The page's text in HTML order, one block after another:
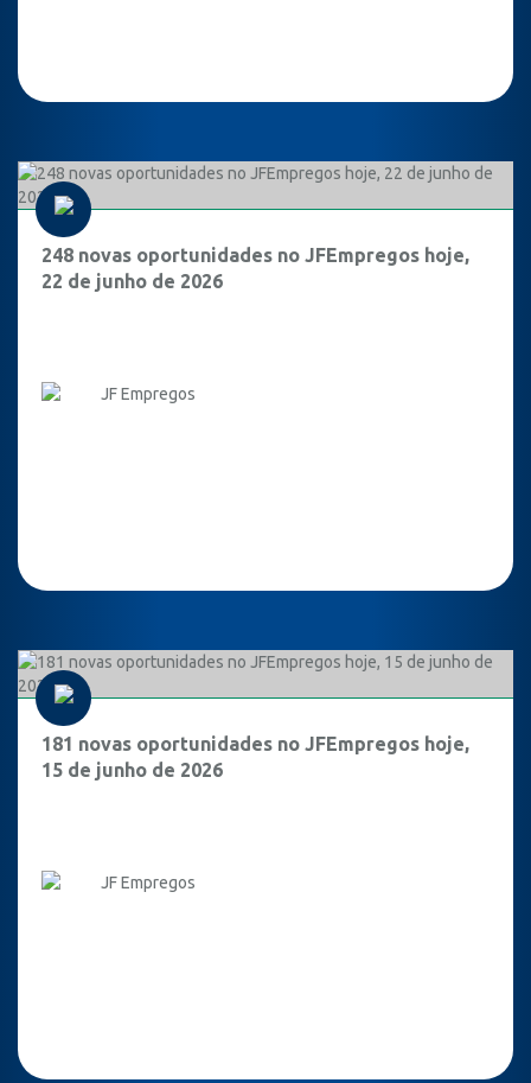
248 novas oportunidades no JFEmpregos hoje,
22 de junho de 2026
JF Empregos
181 novas oportunidades no JFEmpregos hoje,
15 de junho de 2026
JF Empregos